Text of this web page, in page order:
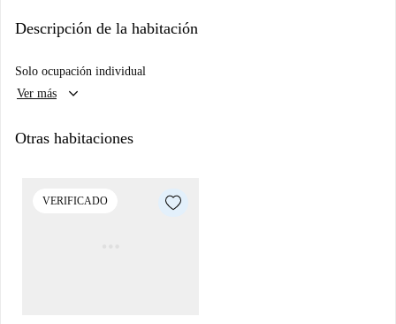
Descripción de la habitación
Solo ocupación individual
Ver más
keyboard_arrow_down
Otras habitaciones
VERIFICADO